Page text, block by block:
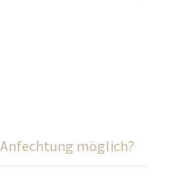
möglich?